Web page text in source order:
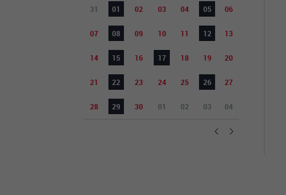
31 01 02 03 04 05 06
07 08 09 10 11 12 13
14 15 16 17 18 19 20
21 22 23 24 25 26 27
28 29 30 01 02 03 04